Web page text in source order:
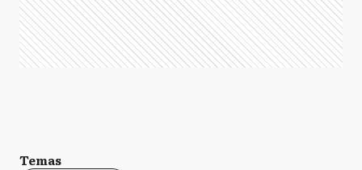
Temas